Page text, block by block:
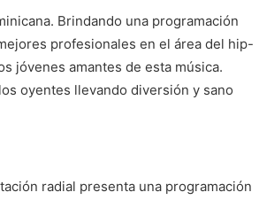
Brindando una programación
profesionales en el área del hip-
jóvenes amantes de esta música.
oyentes llevando diversión y sano
radial presenta una programación